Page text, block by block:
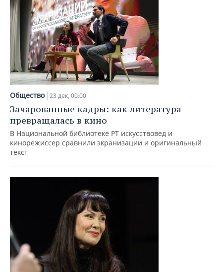
Общество 23 дек, 00:00
Зачарованные кадры: как литература
превращалась в кино
В Национальной библиотеке РТ искусствовед и
кинорежиссер сравнили экранизации и оригинальный
текст